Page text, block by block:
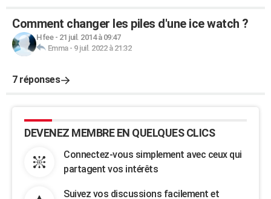
Comment changer les piles d'une ice watch ?
Hfee- 21 juil. 2014 à 09:47
Emma- 9 juil. 2022 à 21:32
7 réponses
DEVENEZ MEMBRE EN QUELQUES CLICS
Connectez-vous simplement avec ceux qui
partagent vos intérêts
Suivez vos discussions facilement et